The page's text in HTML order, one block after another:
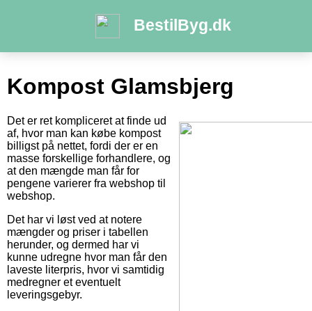
BestilByg.dk
Kompost Glamsbjerg
Det er ret kompliceret at finde ud
af, hvor man kan købe kompost
billigst på nettet, fordi der er en
masse forskellige forhandlere, og
at den mængde man får for
pengene varierer fra webshop til
webshop.
Det har vi løst ved at notere
mængder og priser i tabellen
herunder, og dermed har vi
kunne udregne hvor man får den
laveste literpris, hvor vi samtidig
medregner et eventuelt
leveringsgebyr.